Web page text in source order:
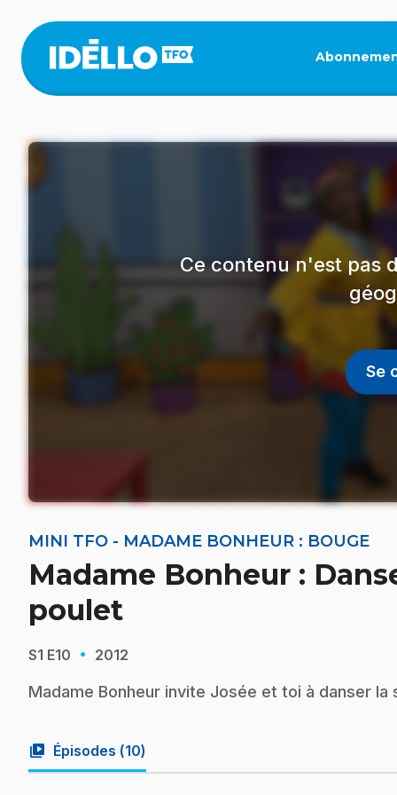
contenu
principal
Ce contenu n'est pas
Se
MINI TFO - MADAME BONHEUR : BOUGE
Madame Bonheur :
poulet
S1 E10 · 2012
Madame Bonheur invite Josée et toi à danser
video_library Épisodes (10)